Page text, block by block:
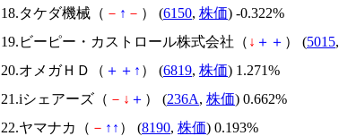
18.タケダ機械（ － ↑ － ） (6150, 株価) -0.322%
19.ビーピー・カストロール株式会社（ ↓ ＋ ＋ ） (5015,
20.オメガＨＤ（ ＋ ＋ ↑ ） (6819, 株価) 1.271%
21.iシェアーズ（ － ↓ ＋ ） (236A, 株価) 0.662%
22.ヤマナカ（ － ↑ ↑ ） (8190, 株価) 0.193%